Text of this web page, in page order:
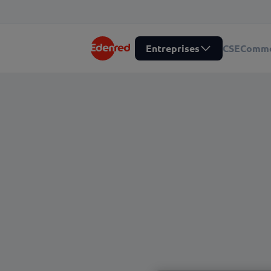
Entreprises CSE